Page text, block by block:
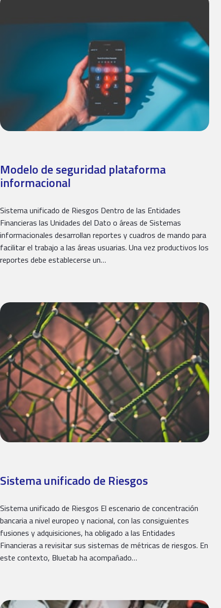
Modelo de seguridad plataforma
informacional
Sistema unificado de Riesgos Dentro de las Entidades
Financieras las Unidades del Dato o áreas de Sistemas
informacionales desarrollan reportes y cuadros de mando para
facilitar el trabajo a las áreas usuarias. Una vez productivos los
reportes debe establecerse un…
Sistema unificado de Riesgos
Sistema unificado de Riesgos El escenario de concentración
bancaria a nivel europeo y nacional, con las consiguientes
fusiones y adquisiciones, ha obligado a las Entidades
Financieras a revisitar sus sistemas de métricas de riesgos. En
este contexto, Bluetab ha acompañado…